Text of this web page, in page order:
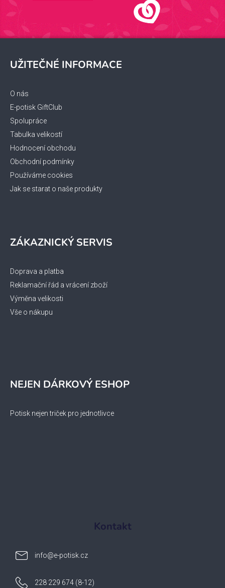
UŽITEČNÉ INFORMACE
O nás
E-potisk GiftClub
Spolupráce
Tabulka velikostí
Hodnocení obchodu
Obchodní podmínky
Používáme cookies
Jak se starat o naše produkty
ZÁKAZNICKÝ SERVIS
Doprava a platba
Reklamační řád a vrácení zboží
Výměna velikosti
Vše o nákupu
NEJEN DÁRKOVÝ ESHOP
Potisk nejen triček pro jednotlivce
Kontakt
info@e-potisk.cz
228 229 674 (8-12)